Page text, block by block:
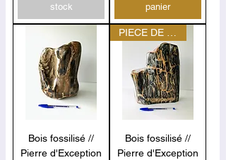
stock
panier
Bois fossilisé //
Pierre d'Exception
Bois fossilisé //
Pierre d'Exception